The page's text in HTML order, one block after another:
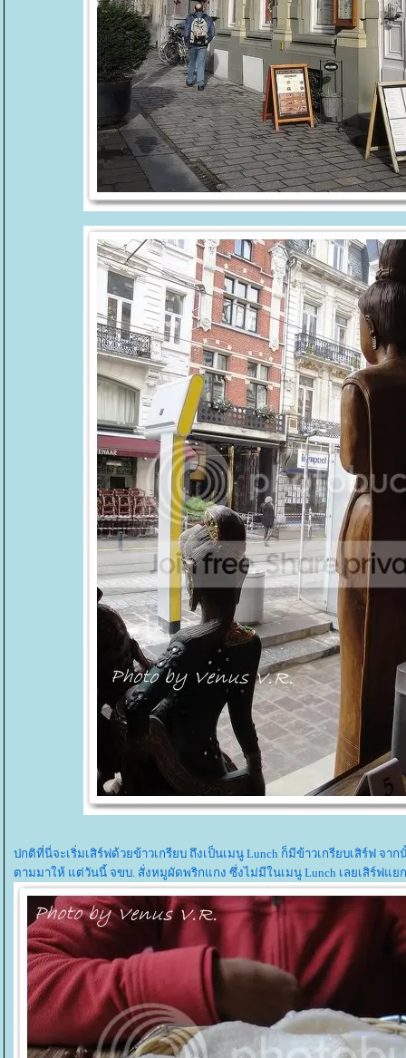
ปกติที่นี่จะเริ่มเสิร์ฟด้วยข้าวเกรียบ ถึงเป็นเมนู Lunch ก็มีข้าวเกรียบเสิร์ฟ จ
ตามมาให้ แต่วันนี้ จขบ. สั่งหมูผัดพริกแกง ซึ่งไม่มีในเมนู Lunch เลยเสิร์ฟแ